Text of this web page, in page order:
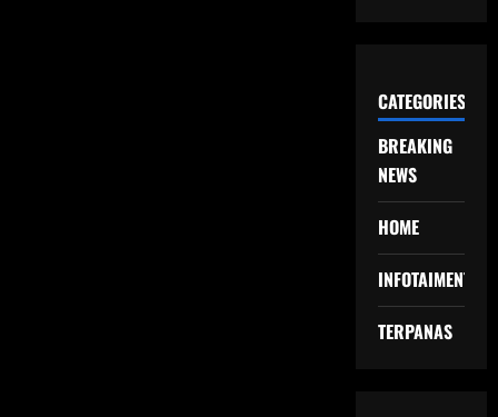
CATEGORIES
BREAKING
NEWS
HOME
INFOTAIMENT
TERPANAS